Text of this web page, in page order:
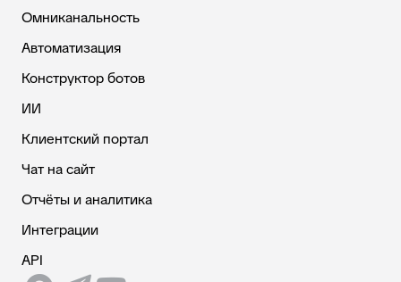
Омниканальность
Автоматизация
Конструктор ботов
ИИ
Клиентский портал
Чат на сайт
Отчёты и аналитика
Интеграции
API